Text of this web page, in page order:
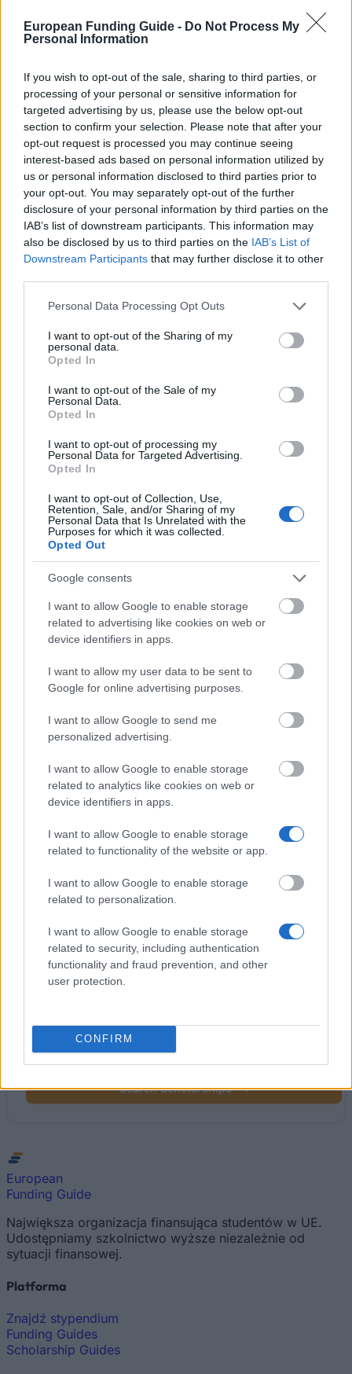
European Funding Guide - Do Not Process My
Personal Information
If you wish to opt-out of the sale, sharing to third parties, or
processing of your personal or sensitive information for
targeted advertising by us, please use the below opt-out
section to confirm your selection. Please note that after your
opt-out request is processed you may continue seeing
interest-based ads based on personal information utilized by
us or personal information disclosed to third parties prior to
your opt-out. You may separately opt-out of the further
disclosure of your personal information by third parties on the
IAB’s list of downstream participants. This information may
also be disclosed by us to third parties on the IAB’s List of
Downstream Participants that may further disclose it to other
Please note that this website/app uses one or more Google
not limited to your visit or usage behaviour. You may click to
grant or deny consent to Google and its third-party tags to
use your data for below specified purposes in below Google
consent section.
Personal Data Processing Opt Outs
I want to opt-out of the Sharing of my
personal data.
Opted In
I want to opt-out of the Sale of my
Personal Data.
Opted In
I want to opt-out of processing my
Personal Data for Targeted Advertising.
Opted In
I want to opt-out of Collection, Use,
Retention, Sale, and/or Sharing of my
Personal Data that Is Unrelated with the
Purposes for which it was collected.
Opted Out
Google consents
I want to allow Google to enable storage
related to advertising like cookies on web or
device identifiers in apps.
I want to allow my user data to be sent to
Google for online advertising purposes.
I want to allow Google to send me
personalized advertising.
I want to allow Google to enable storage
related to analytics like cookies on web or
device identifiers in apps.
I want to allow Google to enable storage
related to functionality of the website or app.
I want to allow Google to enable storage
related to personalization.
I want to allow Google to enable storage
related to security, including authentication
functionality and fraud prevention, and other
user protection.
CONFIRM
Hakuajat
Seuraavaa hakuaikaa sovelletaan:
Deadline:30.09.2017
Send us feedback on this entry
NasiPartnerzy
This project has been funded with support from the European
Najnowsze artykuły
Gry do zarabiania pieniędzy 2026 – jak naprawdę zarobić na
Polaków
Praca chałupnicza i dodatkowa praca z domu 2026 – realne
sposoby
Aplikacje do zarabiania pieniędzy 2026 – 12 najlepszych w
Jak zarobić w internecie w Polsce 2026 – 13 sprawdzonych
sposobów
Popular Articles
(aktywna karta)
Commented
Płatne ankiety w Polsce 2026 – gdzie naprawdę zarobisz
Jak zarobić w internecie w Polsce 2026 – 13 sprawdzonych
Gry do zarabiania pieniędzy 2026 – jak naprawdę zarobić na
grach
Aplikacje do zarabiania pieniędzy 2026 – 12 najlepszych w
Polsce
Praca chałupnicza i dodatkowa praca z domu 2026 – realne
sposoby
Find your scholarship.
Search 12,320+ scholarships across Europe.
Search Scholarships →
European
Funding Guide
Największa organizacja finansująca studentów w UE.
Udostępniamy szkolnictwo wyższe niezależnie od
sytuacji finansowej.
Platforma
Znajdź stypendium
Funding Guides
Scholarship Guides